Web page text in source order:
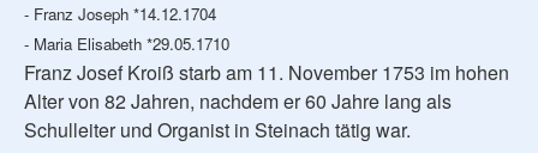
- Franz Joseph *14.12.1704
- Maria Elisabeth *29.05.1710
Franz Josef Kroiß starb am 11. November 1753 im hohen
Alter von 82 Jahren, nachdem er 60 Jahre lang als
Schulleiter und Organist in Steinach tätig war.